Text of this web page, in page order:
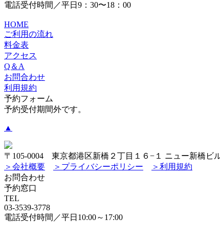
電話受付時間／平日9：30〜18：00
HOME
ご利用の流れ
料金表
アクセス
Q＆A
お問合わせ
利用規約
予約フォーム
予約受付期間外です。
▲
〒105-0004 東京都港区新橋２丁目１６−１ ニュー新橋ビ
＞会社概要
＞プライバシーポリシー
＞利用規約
お問合わせ
予約窓口
TEL
03-3539-3778
電話受付時間／平日10:00～17:00